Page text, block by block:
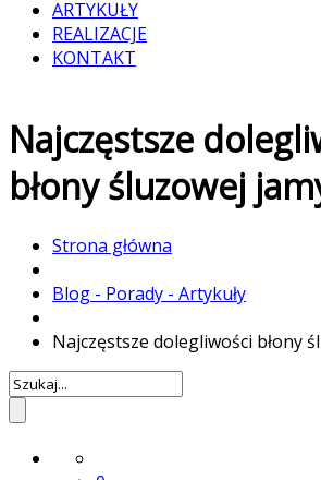
ARTYKUŁY
REALIZACJE
KONTAKT
Najczęstsze
błony śluzowej
Strona główna
Blog - Porady - Artykuły
Najczęstsze dolegliwości błony